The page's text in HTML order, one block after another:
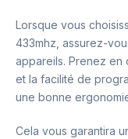
Lorsque vous
433mhz, assurez-
appareils. Prenez en
et la facilité de
une bonne
Cela vous garantira